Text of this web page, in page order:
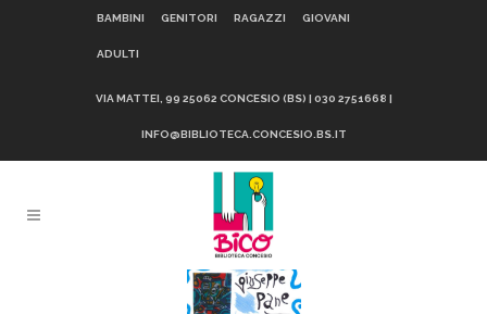
BAMBINI GENITORI RAGAZZI GIOVANI
ADULTI
VIA MATTEI, 99 25062 CONCESIO (BS) | 030 2751668 |
INFO@BIBLIOTECA.CONCESIO.BS.IT